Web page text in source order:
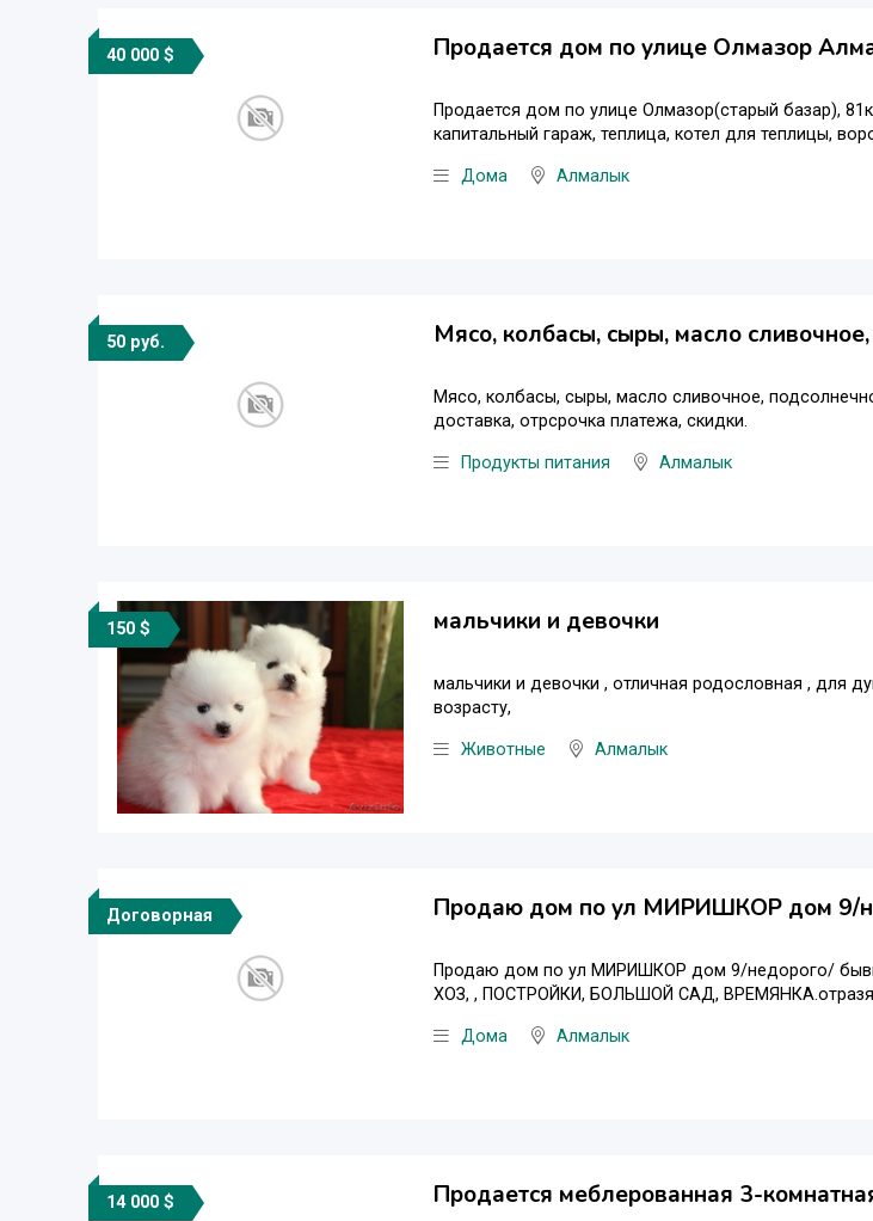
40 000 $ Продается дом по улице Олмазор
Продается дом по улице Олмазор(старый базар),
капитальный гараж, теплица, котел для теплицы,
Дома Алмалык
50 руб. Мясо, колбасы, сыры, масло
Мясо, колбасы, сыры, масло сливочное,
доставка, отрсрочка платежа, скидки.
Продукты питания Алмалык
150 $ мальчики и девочки
мальчики и девочки , отличная родословная , для
возрасту,
Животные Алмалык
Договорная Продаю дом по ул МИРИШКОР дом 9/
Продаю дом по ул МИРИШКОР дом 9/недорого/
ХОЗ, , ПОСТРОЙКИ, БОЛЬШОЙ САД,
Дома Алмалык
14 000 $ Продается меблерованная 3-